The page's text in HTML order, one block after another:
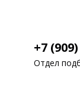
+7
Отдел